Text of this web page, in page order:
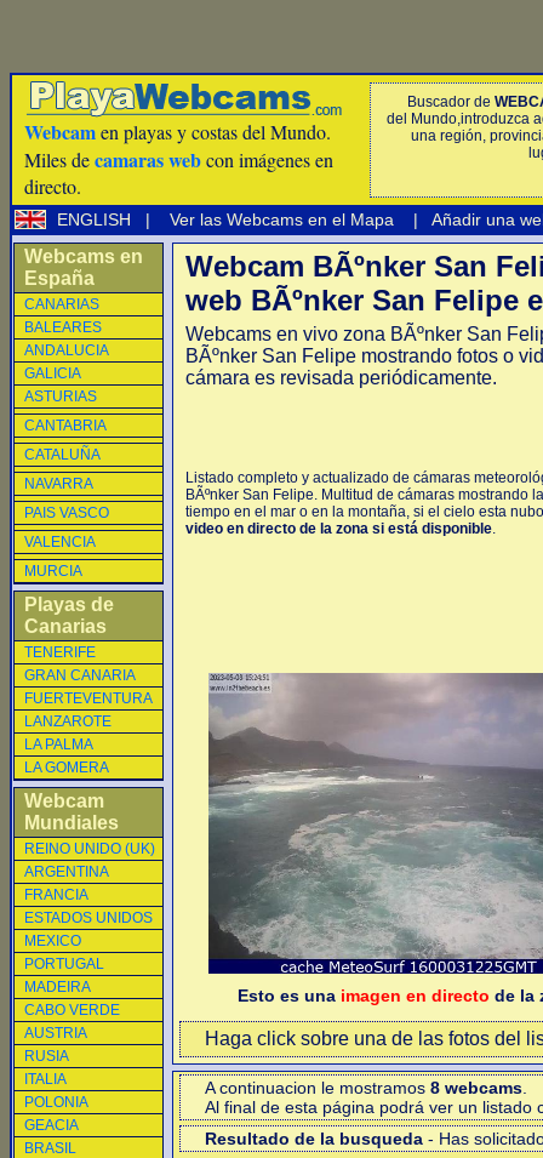
Webcamen playas y costas del Mundo.
Miles decamaras webcon imágenes en
directo.
Buscador de
del Mundo,introduzca
una región,
ENGLISH | Ver las Webcams en el Mapa | Añadir una
Webcams en
España
CANARIAS
BALEARES
ANDALUCIA
GALICIA
ASTURIAS
CANTABRIA
CATALUÑA
NAVARRA
PAIS VASCO
VALENCIA
MURCIA
Playas de
Canarias
TENERIFE
GRAN CANARIA
FUERTEVENTURA
LANZAROTE
LA PALMA
LA GOMERA
Webcam
Mundiales
REINO UNIDO (UK)
ARGENTINA
FRANCIA
ESTADOS UNIDOS
MEXICO
PORTUGAL
MADEIRA
CABO VERDE
AUSTRIA
RUSIA
ITALIA
POLONIA
GEACIA
BRASIL
Webcam BÃºnker San
web BÃºnker San Felipe
Webcams en vivo zona BÃºnker San
BÃºnker San Felipe mostrando fotos o
cámara es revisada periódicamente.
Listado completo y actualizado de cámaras
BÃºnker San Felipe. Multitud de cámaras mostrando
tiempo en el mar o en la montaña, si el cielo esta
video en directo de la zona si está disponible.
Esto es una imagen en directo de la
Haga click sobre una de las fotos del
A continuacion le mostramos 8 webcams
Al final de esta página podrá ver un
Resultado de la busqueda - Has